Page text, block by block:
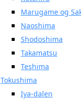
Marugame og
Naoshima
Shodoshima
Takamatsu
Teshima
Tokushima
Iya-dalen